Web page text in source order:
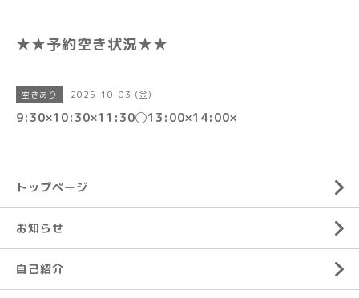
★★予約空き状況★★
空きあり 2025-10-03 (金)
9:30×10:30×11:30◯13:00×14:00×
トップページ
お知らせ
自己紹介